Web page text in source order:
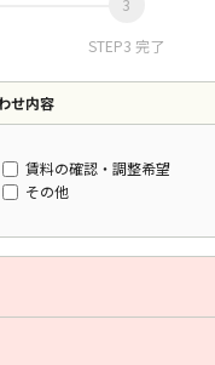
STEP3 完了
せ内容
賃料の確認・調整希望
その他